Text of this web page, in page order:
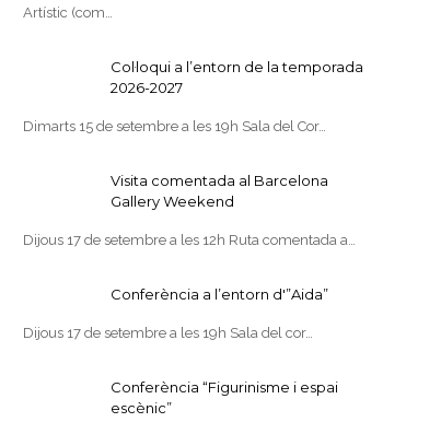
Artístic (com…
Col·loqui a l’entorn de la temporada
2026-2027
Dimarts 15 de setembre a les 19h Sala del Cor…
Visita comentada al Barcelona
Gallery Weekend
Dijous 17 de setembre a les 12h Ruta comentada a…
Conferència a l’entorn d'”Aida”
Dijous 17 de setembre a les 19h Sala del cor…
Conferència “Figurinisme i espai
escènic”